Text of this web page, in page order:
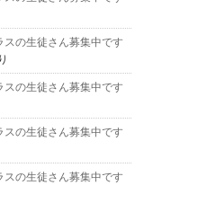
の生徒さん募集中です
の生徒さん募集中です
の生徒さん募集中です
の生徒さん募集中です